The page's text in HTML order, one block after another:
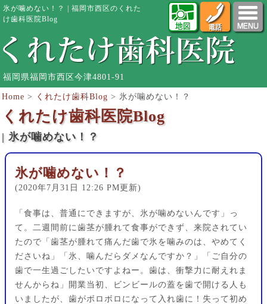
氷が噛めない！？ | 福岡市西区のくれた
け歯科医院Blog
福岡県福岡市西区今津4801-91
Home > くれたけ歯科Blog > 氷が噛めない！？
くれたけ歯科医院Blog
| 氷が噛めない！？
氷が噛めない！？
(2020年7月31日 12:26 PM更新)
「食事は、普通にできますが、氷が噛めないんです」っ
て。二週間前に歯茎が腫れて食事ができず、来院されてい
たので「歯茎が腫れて痛んだ歯で氷を噛みのは、やめてく
ださいね」「氷、噛んだらダメなんですか？」「ご自分の
歯で一生過ごしたいですよねー。歯は、衝撃力に耐えれま
せんからね」開業当初、ビンビールの蓋を歯で開ける人も
いましたが、歯がボロボロになって入れ歯に！失って初め